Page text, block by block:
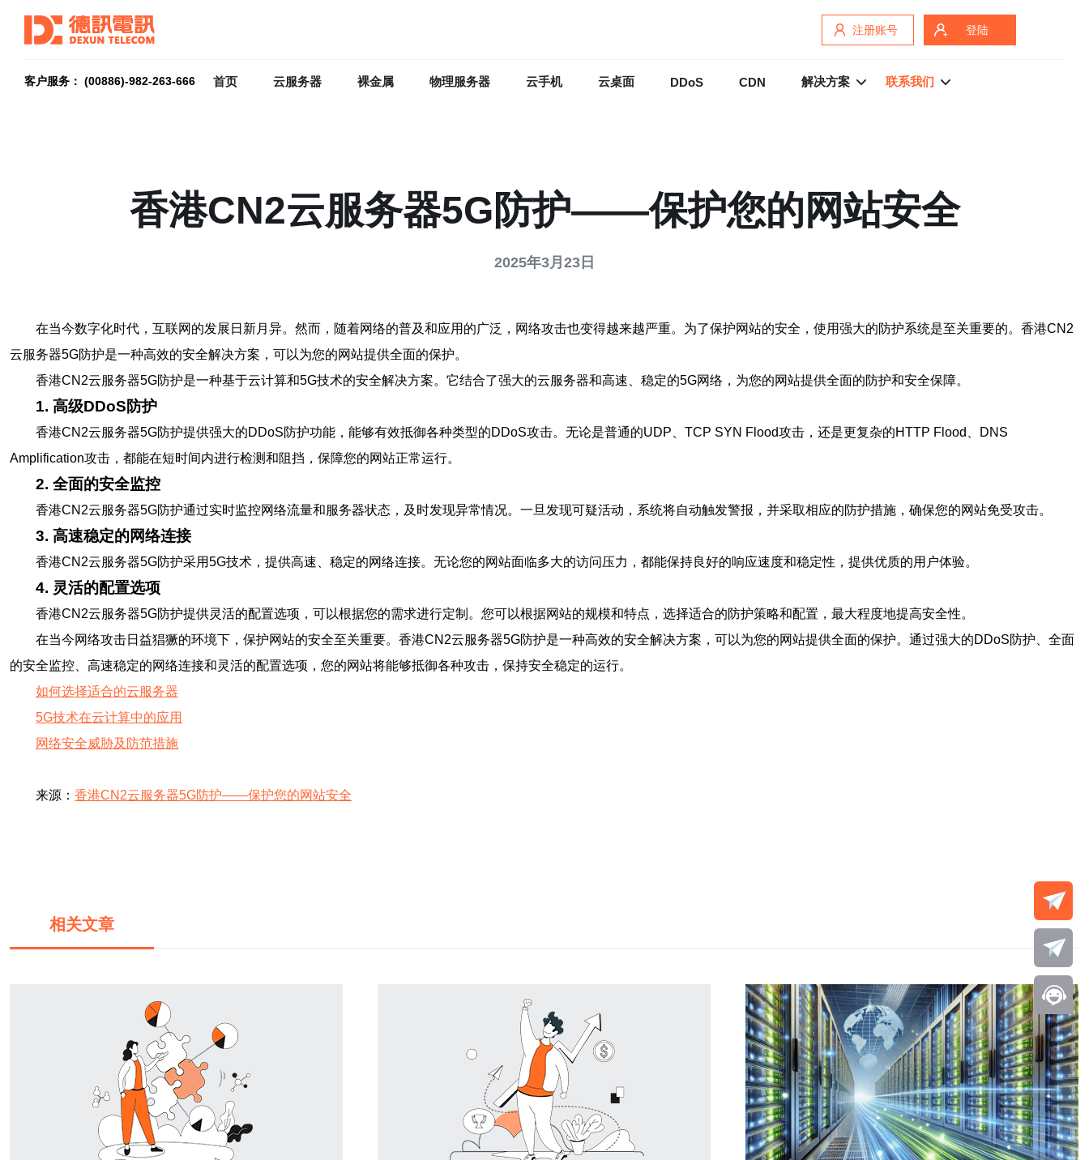
注册账号 登陆
客户服务： (00886)-982-263-666 首页 云服务器 裸金属 物理服务器 云手机 云桌面 DDoS CDN 解决方案 联系我们
香港CN2云服务器5G防护——保护您的网站安全
2025年3月23日
在当今数字化时代，互联网的发展日新月异。然而，随着网络的普及和应用的广泛，网络攻击也变得越来越严重。为了保护网站的安全，使用强大的防护系统是至关重要的。香港CN2
云服务器5G防护是一种高效的安全解决方案，可以为您的网站提供全面的保护。
香港CN2云服务器5G防护是一种基于云计算和5G技术的安全解决方案。它结合了强大的云服务器和高速、稳定的5G网络，为您的网站提供全面的防护和安全保障。
1. 高级DDoS防护
香港CN2云服务器5G防护提供强大的DDoS防护功能，能够有效抵御各种类型的DDoS攻击。无论是普通的UDP、TCP SYN Flood攻击，还是更复杂的HTTP Flood、DNS
Amplification攻击，都能在短时间内进行检测和阻挡，保障您的网站正常运行。
2. 全面的安全监控
香港CN2云服务器5G防护通过实时监控网络流量和服务器状态，及时发现异常情况。一旦发现可疑活动，系统将自动触发警报，并采取相应的防护措施，确保您的网站免受攻击。
3. 高速稳定的网络连接
香港CN2云服务器5G防护采用5G技术，提供高速、稳定的网络连接。无论您的网站面临多大的访问压力，都能保持良好的响应速度和稳定性，提供优质的用户体验。
4. 灵活的配置选项
香港CN2云服务器5G防护提供灵活的配置选项，可以根据您的需求进行定制。您可以根据网站的规模和特点，选择适合的防护策略和配置，最大程度地提高安全性。
在当今网络攻击日益猖獗的环境下，保护网站的安全至关重要。香港CN2云服务器5G防护是一种高效的安全解决方案，可以为您的网站提供全面的保护。通过强大的DDoS防护、全面
的安全监控、高速稳定的网络连接和灵活的配置选项，您的网站将能够抵御各种攻击，保持安全稳定的运行。
如何选择适合的云服务器
5G技术在云计算中的应用
网络安全威胁及防范措施
来源： 香港CN2云服务器5G防护——保护您的网站安全
相关文章